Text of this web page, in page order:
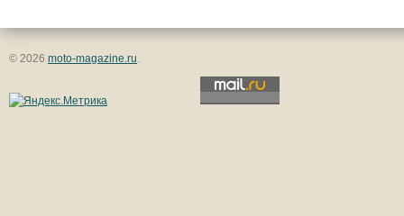
© 2026 moto-magazine.ru.